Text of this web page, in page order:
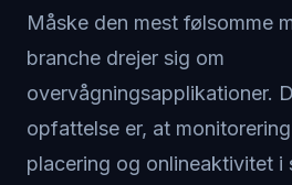
Måske den mest følsomme
branche drejer sig om
overvågningsapplikationer.
opfattelse er, at
placering og onlineaktivitet i